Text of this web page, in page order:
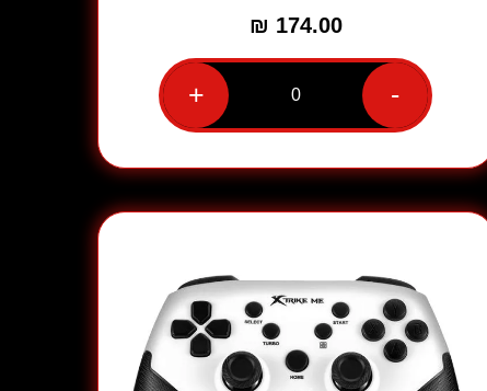
174.00
₪
-
כמות
של
אוזניות
חוטיות
GH-
+